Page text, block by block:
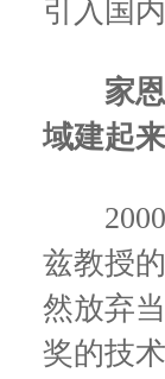
引入国
家恩
域建起
2000
兹教授
然放弃
奖的技